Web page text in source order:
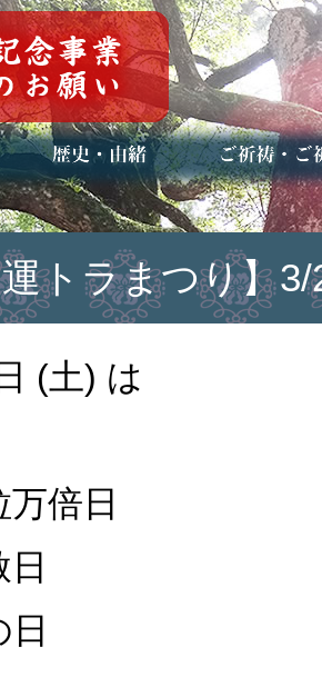
歴史・ご祭神
年中行事
メディア掲載 ご祈祷・ご祈
安産祈願
初宮参り
七五三詣
長寿のお祝い
神前結婚式
厄祓い・方位
車のお祓い
地鎮祭
神葬祭（神式
トラまつり】
(土) は
倍日